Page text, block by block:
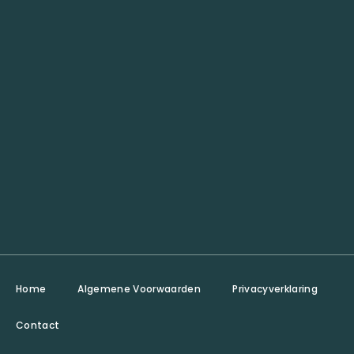
Home Algemene Voorwaarden Privacyverklaring
Contact